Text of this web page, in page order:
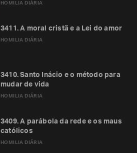
HOMILIA DIÁRIA
HOMILIA DIÁRIA
3411. A moral cristã e a Lei do amor
HOMILIA DIÁRIA
3410. Santo Inácio e o método para
mudar de vida
HOMILIA DIÁRIA
3409. A parábola da rede e os maus
católicos